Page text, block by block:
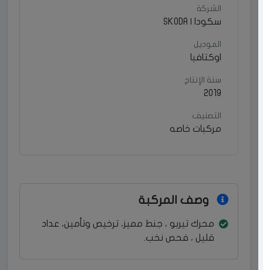
الشركة
سكودا | SKODA
الموديل
اوكتافيا
سنة الإنتاج
2019
التصنيف
مركبات خاصه
وصف المركبة
محرك تيربو ، جنط مميز، ترخيص وتأمين، عداد
قليل ، فحص نخب.